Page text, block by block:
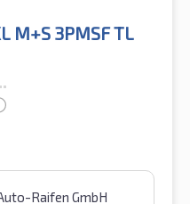
M+S 3PMSF TL
Raifen GmbH